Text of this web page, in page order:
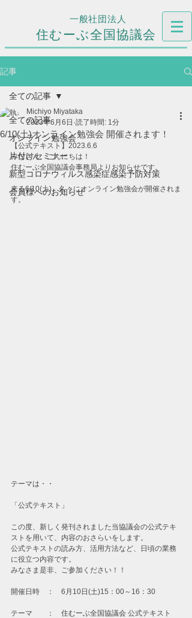
住むーぶ全国協議会
一般社団法人
記事
全ての記事
オンライン勉強会
片付けセミナー
新型コロナウィルス感染症感染予防対策
会員様へのお知らせ
全ての記事
6/10(土)オンライン勉強会 開催されます！
Michiyo Miyataka
2023年6月6日 読了時間: 1分
【公式テキスト】2023.6.6
みなさん、こんにちは！
住むーぶ全国協議会事務局よりお知らせです。
来る6/10(土)、久々にオンライン勉強会が開催されま
す。
テーマは・・
「公式テキスト」
この度、新しく発刊されました当協議会の公式テキ
ストを用いて、内容のおさらいをします。
公式テキストの読み方、活用方法など、日頃の業務
に役立つ内容です。
みなさま是非、ご参加ください！！
開催日時　：　6月10日(土)15：00～16：30
テーマ　　：　住むーぶ全国協議会 公式テキスト